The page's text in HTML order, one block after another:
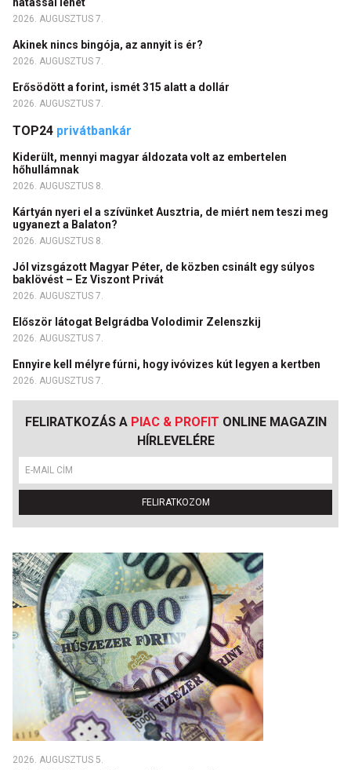
2026. AUGUSZTUS 7.
Akinek nincs bingója, az annyit is ér?
2026. AUGUSZTUS 7.
Erősödött a forint, ismét 315 alatt a dollár
2026. AUGUSZTUS 7.
TOP24 privátbankár
Kiderült, mennyi magyar áldozata volt az embertelen
hőhullámnak
2026. AUGUSZTUS 8.
Kártyán nyeri el a szívünket Ausztria, de miért nem teszi meg
ugyanezt a Balaton?
2026. AUGUSZTUS 8.
Jól vizsgázott Magyar Péter, de közben csinált egy súlyos
baklövést – Ez Viszont Privát
2026. AUGUSZTUS 7.
Először látogat Belgrádba Volodimir Zelenszkij
2026. AUGUSZTUS 7.
Ennyire kell mélyre fúrni, hogy ivóvizes kút legyen a kertben
2026. AUGUSZTUS 7.
FELIRATKOZÁS A PIAC & PROFIT ONLINE MAGAZIN
HÍRLEVELÉRE
FELIRATKOZOM
2026. AUGUSZTUS 5.